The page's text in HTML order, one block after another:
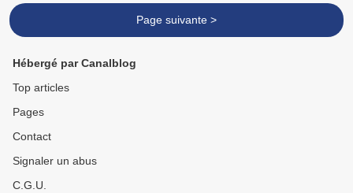
Page suivante >
Hébergé par Canalblog
Top articles
Pages
Contact
Signaler un abus
C.G.U.